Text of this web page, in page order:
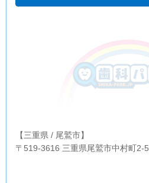
【三重県 / 尾鷲市】
〒519-3616 三重県尾鷲市中村町2-5